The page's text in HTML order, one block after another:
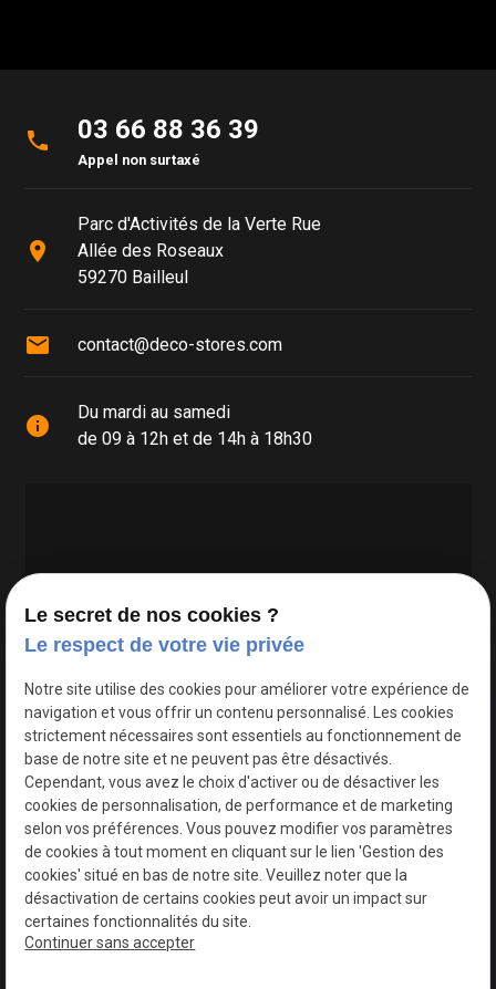
phone 03 66 88 36 39
Appel non surtaxé
place
Parc d'Activités de la Verte Rue
Allée des Roseaux
59270 Bailleul
mail contact@deco-stores.com
info
Du mardi au samedi
de 09 à 12h et de 14h à 18h30
Google Maps Search API est désactivé.
Le secret de nos cookies ?
Le respect de votre vie privée
Notre site utilise des cookies pour améliorer votre expérience de
navigation et vous offrir un contenu personnalisé. Les cookies
strictement nécessaires sont essentiels au fonctionnement de
base de notre site et ne peuvent pas être désactivés.
Cependant, vous avez le choix d'activer ou de désactiver les
cookies de personnalisation, de performance et de marketing
selon vos préférences. Vous pouvez modifier vos paramètres
de cookies à tout moment en cliquant sur le lien 'Gestion des
cookies' situé en bas de notre site. Veuillez noter que la
désactivation de certains cookies peut avoir un impact sur
certaines fonctionnalités du site.
Continuer sans accepter